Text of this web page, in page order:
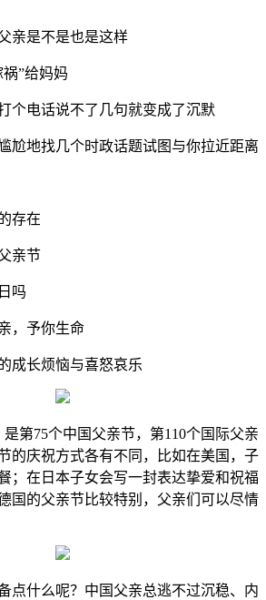
是不是也是这样
”给妈妈
电话说不了几句就变成了沉默
地找几个时政话题试图与你拉近距离
存在
亲节
吗
予你生命
长烦恼与喜怒哀乐
第75个中国父亲节，第110个国际父亲
的庆祝方式各有不同，比如在美国，子
；在日本子女会写一封表达挚爱和祝福
国的父亲节比较特别，父亲们可以尽情
什么呢？中国父亲总逃不过沉稳、内